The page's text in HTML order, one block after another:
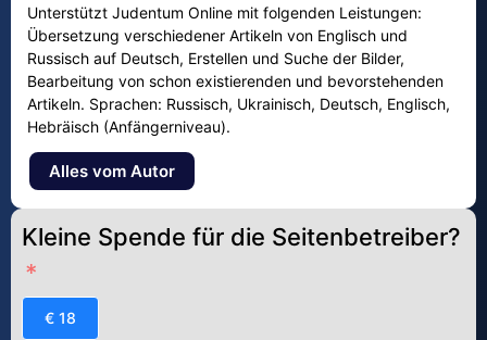
Unterstützt Judentum Online mit folgenden Leistungen:
Übersetzung verschiedener Artikeln von Englisch und
Russisch auf Deutsch, Erstellen und Suche der Bilder,
Bearbeitung von schon existierenden und bevorstehenden
Artikeln. Sprachen: Russisch, Ukrainisch, Deutsch, Englisch,
Hebräisch (Anfängerniveau).
Alles vom Autor
Kleine Spende für die Seitenbetreiber?
€ 18